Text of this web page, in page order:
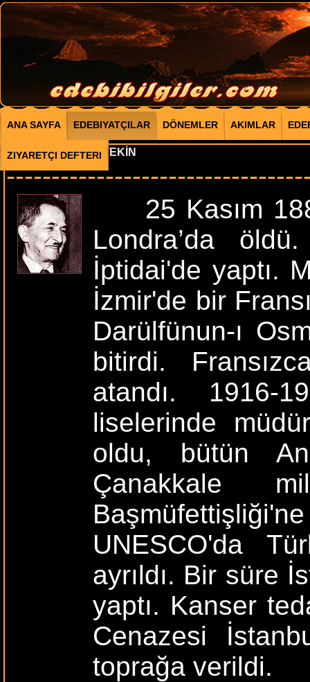
ANA SAYFA EDEBIYATÇILAR DÖNEMLER AKIMLAR
ZIYARETÇI DEFTERI
REŞAT NURİ GÜNTEKİN
25 Kasım
Londra’da
İptidai'de yaptı.
İzmir'de bir
Darülfünun-ı
bitirdi.
atandı. 1916-
liselerinde
oldu, bütün
Çanakkale
UNESCO'da
ayrıldı. Bir süre
yaptı. Kanser
Cenazesi
toprağa verildi.